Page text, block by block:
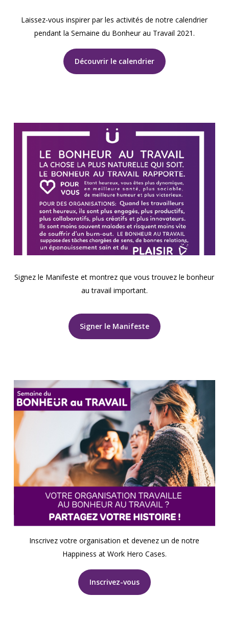
Laissez-vous inspirer par les activités de notre calendrier
pendant la Semaine du Bonheur au Travail 2021.
Découvrir le calendrier
Signez le Manifeste et montrez que vous trouvez le bonheur
au travail important.
Signer le Manifeste
Inscrivez votre organisation et devenez un de notre
Happiness at Work Hero Cases.
Inscrivez-vous